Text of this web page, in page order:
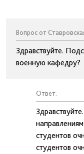
Вопрос от
Здравствуйте.
военную кафедру?
Ответ:
студентов
студентов